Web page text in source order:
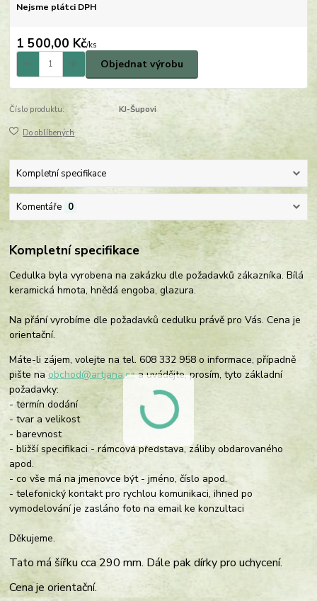
Nejsme plátci DPH
1 500,00 Kč/ks
Objednat výrobu
Číslo produktu: KJ-Šupovi
Do oblíbených
Kompletní specifikace
Komentáře 0
Kompletní specifikace
Cedulka byla vyrobena na zakázku dle požadavků zákazníka. Bílá
keramická hmota, hnědá engoba, glazura.
Na přání vyrobíme dle požadavků cedulku právě pro Vás. Cena je
orientační.
Máte-li zájem, volejte na tel. 608 332 958 o informace, případně
pište naobchod@artjana.cza uvádějte, prosím, tyto základní
požadavky:
- termín dodání
- tvar a velikost
- barevnost
- bližší specifikaci - rámcová představa, záliby obdarovaného
apod.
- co vše má na jmenovce být - jméno, číslo apod.
- telefonický kontakt pro rychlou komunikaci, ihned po
vymodelování je zasláno foto na email ke konzultaci
Děkujeme.
Tato má šířku cca 290 mm. Dále pak dírky pro uchycení.
Cena je orientační.